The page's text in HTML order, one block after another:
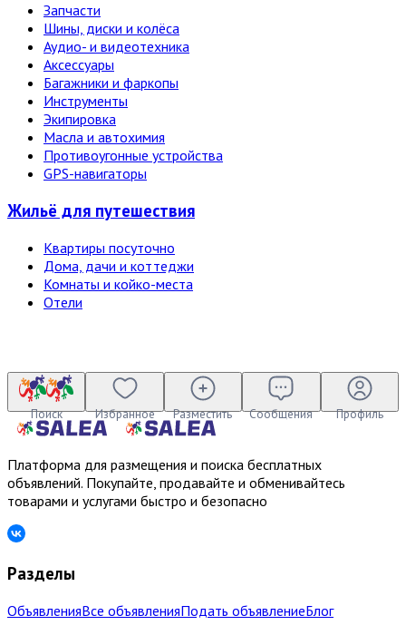
Запчасти
Шины, диски и колёса
Аудио- и видеотехника
Аксессуары
Багажники и фаркопы
Инструменты
Экипировка
Масла и автохимия
Противоугонные устройства
GPS-навигаторы
Жильё для путешествия
Квартиры посуточно
Дома, дачи и коттеджи
Комнаты и койко-места
Отели
Поиск Избранное Разместить Сообщения Профиль
Платформа для размещения и поиска бесплатных
объявлений. Покупайте, продавайте и обменивайтесь
товарами и услугами быстро и безопасно
Разделы
ОбъявленияВсе объявленияПодать объявлениеБлог